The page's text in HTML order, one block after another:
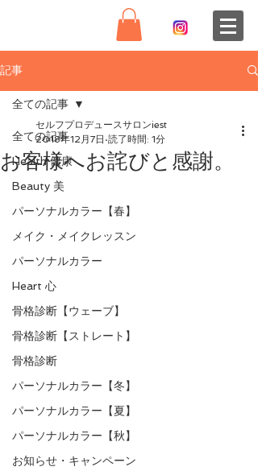
記事
全ての記事
Health 健康
Beauty 美
パーソナルカラー【春】
メイク・メイクレッスン
パーソナルカラー
Heart 心
骨格診断【ウェーブ】
骨格診断【ストレート】
骨格診断
パーソナルカラー【冬】
パーソナルカラー【夏】
パーソナルカラー【秋】
お知らせ・キャンペーン
全ての記事
お客様へお詫びと感謝。
セルフプロデュースサロンiest
2018年12月7日 読了時間: 1分